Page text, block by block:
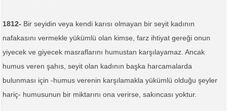
1812- Bir seyidin veya kendi karısı olmayan bir seyit kadının
nafakasını vermekle yükümlü olan kimse, farz ihtiyat gereği onun
yiyecek ve giyecek masraflarını humustan karşılayamaz. Ancak
humus veren şahıs, seyit olan kadının başka harcamalarda
bulunması için -humus verenin karşılamakla yükümlü olduğu şeyler
hariç- humusunun bir miktarını ona verirse, sakıncası yoktur.